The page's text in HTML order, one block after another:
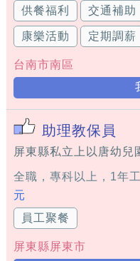
供餐福利
交通補助
康樂活動 定期調薪
台南市南區
助理教保員
屏東縣私立上以唐幼兒
全職，專科以上，1年
元
員工聚餐
屏東縣屏東市